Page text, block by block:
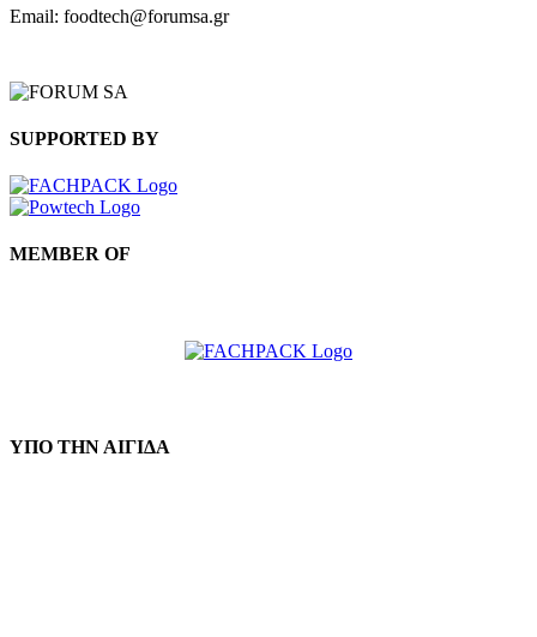
Email: foodtech@forumsa.gr
SUPPORTED BY
MEMBER OF
ΥΠΟ ΤΗΝ ΑΙΓΙΔΑ